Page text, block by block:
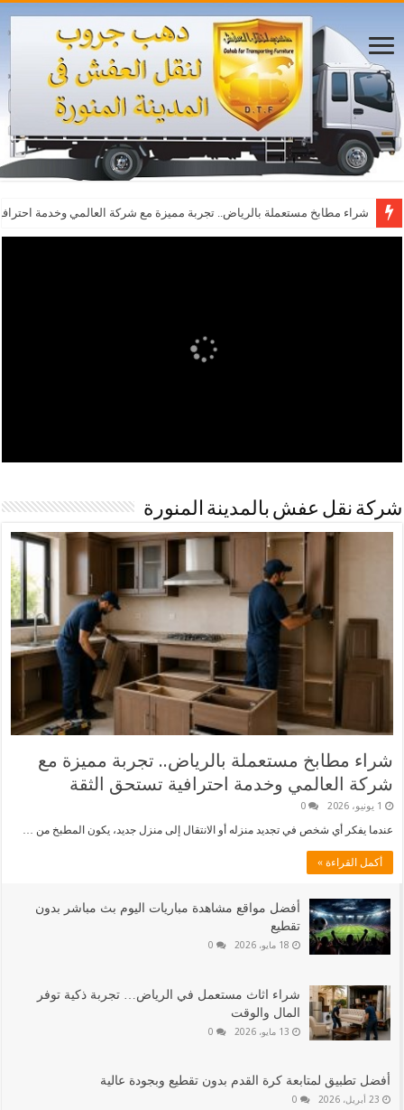
شراء مطابخ مستعملة بالرياض.. تجربة مميزة مع شركة العالمي وخدمة
شركة نقل عفش بالمدينة المنورة
شراء مطابخ مستعملة بالرياض.. تجربة مميزة مع
شركة العالمي وخدمة احترافية تستحق الثقة
1 يونيو، 2026 0
عندما يفكر أي شخص في تجديد منزله أو الانتقال إلى منزل جديد، يكون المطبخ من …
أكمل القراءة »
أفضل مواقع مشاهدة مباريات اليوم بث مباشر بدون
تقطيع
18 مايو، 2026 0
شراء اثاث مستعمل في الرياض… تجربة ذكية توفر
المال والوقت
13 مايو، 2026 0
أفضل تطبيق لمتابعة كرة القدم بدون تقطيع وبجودة عالية
23 أبريل، 2026 0